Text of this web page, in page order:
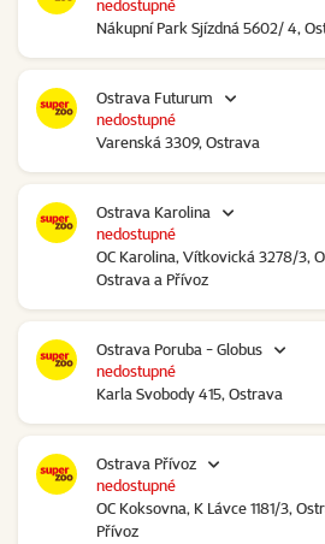
Nákupní Park Sjízdná 5602/ 4,
nedostupné
Ostrava Futurum
Varenská 3309, Ostrava
nedostupné
Ostrava Karolina
OC Karolina, Vítkovická 3278/3,
Ostrava a Přívoz
nedostupné
Ostrava Poruba - Globus
Karla Svobody 415, Ostrava
nedostupné
Ostrava Přívoz
OC Koksovna, K Lávce 1181/3,
Přívoz
nedostupné